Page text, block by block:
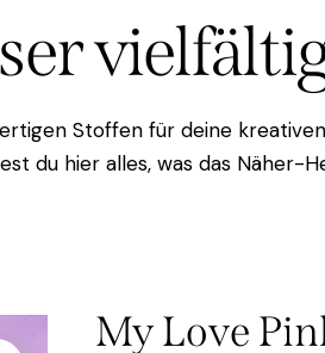
Stoffen für deine
du hier alles, was das Näher-
My Love